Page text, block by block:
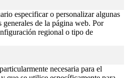
especificar o personalizar algunas
generales de la página web. Por
regional o tipo de
necesaria para el